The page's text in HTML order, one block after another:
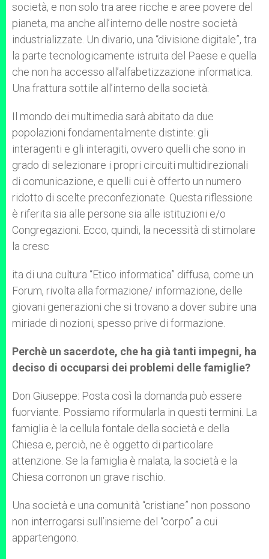
società, e non solo tra aree ricche e aree povere del
pianeta, ma anche all’interno delle nostre società
industrializzate. Un divario, una “divisione digitale”, tra
la parte tecnologicamente istruita del Paese e quella
che non ha accesso all’alfabetizzazione informatica.
Una frattura sottile all’interno della società.
Il mondo dei multimedia sarà abitato da due
popolazioni fondamentalmente distinte: gli
interagenti e gli interagiti, ovvero quelli che sono in
grado di selezionare i propri circuiti multidirezionali
di comunicazione, e quelli cui è offerto un numero
ridotto di scelte preconfezionate. Questa riflessione
è riferita sia alle persone sia alle istituzioni e/o
Congregazioni. Ecco, quindi, la necessità di stimolare
la cresc
ita di una cultura “Etico informatica” diffusa, come un
Forum, rivolta alla formazione/ informazione, delle
giovani generazioni che si trovano a dover subire una
miriade di nozioni, spesso prive di formazione.
Perchè un sacerdote, che ha già tanti impegni, ha
deciso di occuparsi dei problemi delle famiglie?
Don Giuseppe: Posta così la domanda può essere
fuorviante. Possiamo riformularla in questi termini. La
famiglia è la cellula fontale della società e della
Chiesa e, perciò, ne è oggetto di particolare
attenzione. Se la famiglia è malata, la società e la
Chiesa corronon un grave rischio.
Una società e una comunità “cristiane” non possono
non interrogarsi sull’insieme del “corpo” a cui
appartengono.